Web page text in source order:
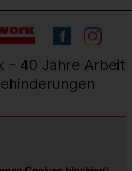
- 40 Jahre Arbeit